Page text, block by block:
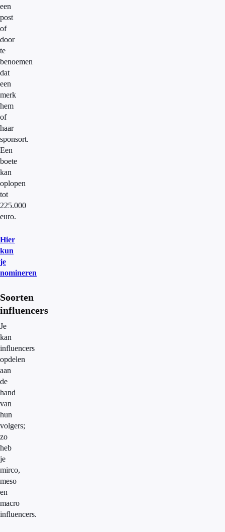
een
post
of
door
te
benoemen
dat
een
merk
hem
of
haar
sponsort.
Een
boete
kan
oplopen
tot
225.000
euro.
Hier
kun
je
nomineren
Soorten
influencers
Je
kan
influencers
opdelen
aan
de
hand
van
hun
volgers;
zo
heb
je
mirco,
meso
en
macro
influencers.